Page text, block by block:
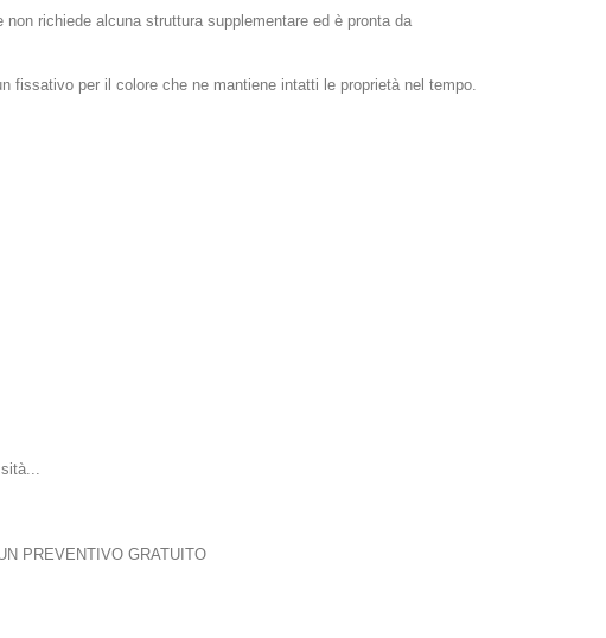
richiede alcuna struttura supplementare ed è pronta da
per il colore che ne mantiene intatti le proprietà nel tempo.
PREVENTIVO GRATUITO